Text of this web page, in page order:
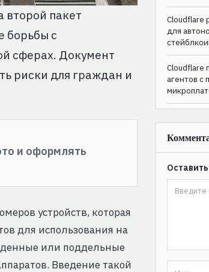
второй пакет
борьбы с
сферах. Документ
риски для граждан и
и оформлять
устройств, которая
для использования на
или поддельные
Введение такой
Cloudflare
для
Cloudflare
агентов с